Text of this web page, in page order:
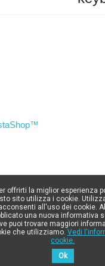
offrirti la miglior esperienza
sito utilizza i cookie.
all'uso dei cookie.
una nuova informativa
puoi trovare maggiori
che utilizziamo. Vedi
cookie.
Ok